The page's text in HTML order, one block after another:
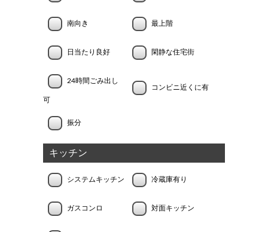
南向き 最上階
日当たり良好 閑静な住宅街
24時間ごみ出し
可
コンビニ近くに有
振分
キッチン
システムキッチン 冷蔵庫有り
ガスコンロ 対面キッチン